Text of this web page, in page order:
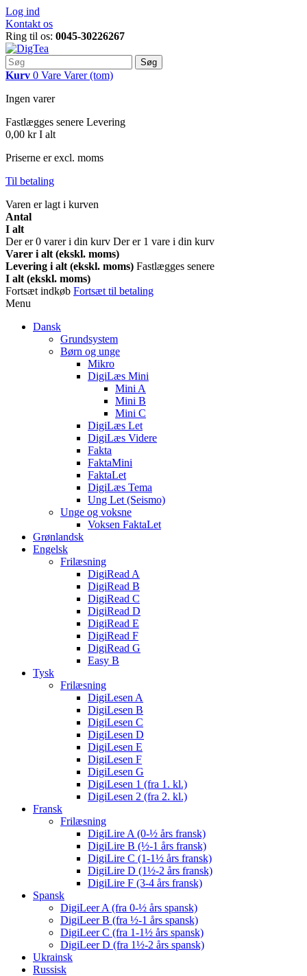
Log ind
Kontakt os
Ring til os: 0045-30226267
Søg
Kurv 0 Vare Varer (tom)
Ingen varer
Fastlægges senere Levering
0,00 kr I alt
Priserne er excl. moms
Til betaling
Varen er lagt i kurven
Antal
I alt
Der er0 varer i din kurv Der er 1 vare i din kurv
Varer i alt (ekskl. moms)
Levering i alt (ekskl. moms) Fastlægges senere
I alt (ekskl. moms)
Fortsæt indkøb Fortsæt til betaling
Menu
Dansk
Grundsystem
Børn og unge
Mikro
DigiLæs Mini
Mini A
Mini B
Mini C
DigiLæs Let
DigiLæs Videre
Fakta
FaktaMini
FaktaLet
DigiLæs Tema
Ung Let (Seismo)
Unge og voksne
Voksen FaktaLet
Grønlandsk
Engelsk
Frilæsning
DigiRead A
DigiRead B
DigiRead C
DigiRead D
DigiRead E
DigiRead F
DigiRead G
Easy B
Tysk
Frilæsning
DigiLesen A
DigiLesen B
DigiLesen C
DigiLesen D
DigiLesen E
DigiLesen F
DigiLesen G
DigiLesen 1 (fra 1. kl.)
DigiLesen 2 (fra 2. kl.)
Fransk
Frilæsning
DigiLire A (0-½ års fransk)
DigiLire B (½-1 års fransk)
DigiLire C (1-1½ års fransk)
DigiLire D (1½-2 års fransk)
DigiLire F (3-4 års fransk)
Spansk
DigiLeer A (fra 0-½ års spansk)
DigiLeer B (fra ½-1 års spansk)
DigiLeer C (fra 1-1½ års spansk)
DigiLeer D (fra 1½-2 års spansk)
Ukrainsk
Russisk